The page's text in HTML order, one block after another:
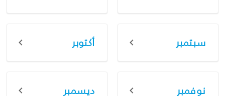
سبتمبر أكتوبر
نوفمبر ديسمبر